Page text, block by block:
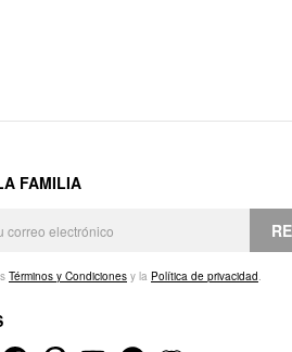
FAMILIA
Términos y Condiciones y la Política de privacidad.